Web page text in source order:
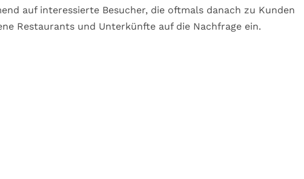
auf interessierte Besucher, die oftmals danach zu Kunden
Restaurants und Unterkünfte auf die Nachfrage ein.